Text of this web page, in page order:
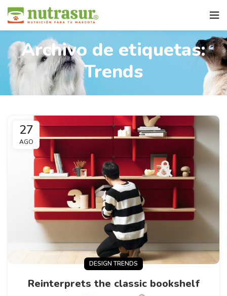
Archivo de etiquetas:
Trends
27
AGO
DESIGN TRENDS
Reinterprets the classic bookshelf